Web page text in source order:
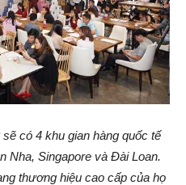
có 4 khu gian hàng quốc tế
Nha, Singapore và Đài Loan.
thương hiệu cao cấp của họ